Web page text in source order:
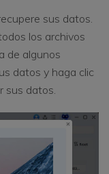
sus datos.
los archivos
de algunos
datos y haga clic
sus datos.